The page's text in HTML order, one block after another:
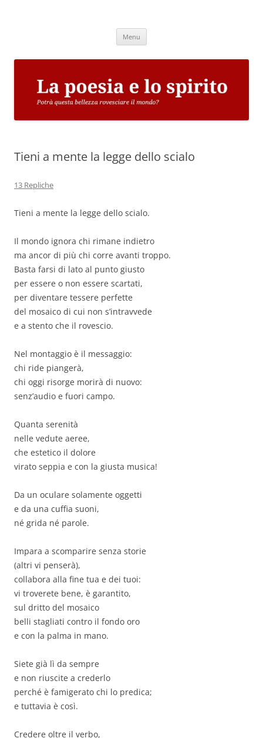
Menu
Tieni a mente la legge dello scialo
13 Repliche
Tieni a mente la legge dello scialo.
Il mondo ignora chi rimane indietro
ma ancor di più chi corre avanti troppo.
Basta farsi di lato al punto giusto
per essere o non essere scartati,
per diventare tessere perfette
del mosaico di cui non s’intravvede
e a stento che il rovescio.
Nel montaggio è il messaggio:
chi ride piangerà,
chi oggi risorge morirà di nuovo:
senz’audio e fuori campo.
Quanta serenità
nelle vedute aeree,
che estetico il dolore
virato seppia e con la giusta musica!
Da un oculare solamente oggetti
e da una cuffia suoni,
né grida né parole.
Impara a scomparire senza storie
(altri vi penserà),
collabora alla fine tua e dei tuoi:
vi troverete bene, è garantito,
sul dritto del mosaico
belli stagliati contro il fondo oro
e con la palma in mano.
Siete già lì da sempre
e non riuscite a crederlo
perché è famigerato chi lo predica;
e tuttavia è così.
Credere oltre il verbo,